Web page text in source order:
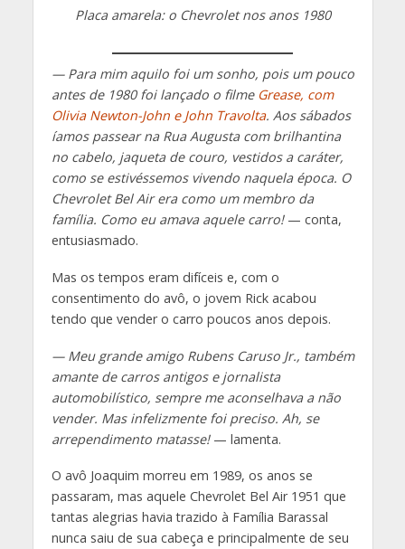
Placa amarela: o Chevrolet nos anos 1980
— Para mim aquilo foi um sonho, pois um pouco
antes de 1980 foi lançado o filme Grease, com
Olivia Newton-John e John Travolta. Aos sábados
íamos passear na Rua Augusta com brilhantina
no cabelo, jaqueta de couro, vestidos a caráter,
como se estivéssemos vivendo naquela época. O
Chevrolet Bel Air era como um membro da
família. Como eu amava aquele carro! — conta,
entusiasmado.
Mas os tempos eram difíceis e, com o
consentimento do avô, o jovem Rick acabou
tendo que vender o carro poucos anos depois.
— Meu grande amigo Rubens Caruso Jr., também
amante de carros antigos e jornalista
automobilístico, sempre me aconselhava a não
vender. Mas infelizmente foi preciso. Ah, se
arrependimento matasse!— lamenta.
O avô Joaquim morreu em 1989, os anos se
passaram, mas aquele Chevrolet Bel Air 1951 que
tantas alegrias havia trazido à Família Barassal
nunca saiu de sua cabeça e principalmente de seu